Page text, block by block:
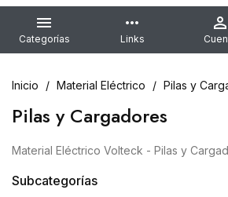

Categorías
more_horiz
Links

Inicio Material Eléctrico Pilas y
Pilas y Cargadores
Material Eléctrico Volteck - Pilas y
Subcategorías